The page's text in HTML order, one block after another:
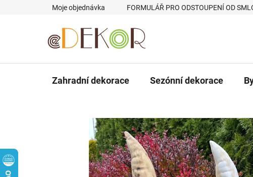
Moje objednávka FORMULÁŘ PRO ODSTOUPENÍ OD
Zahradní dekorace Sezónní dekorace